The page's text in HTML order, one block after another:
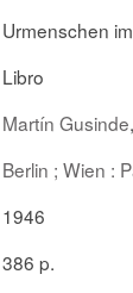
Urmenschen
Libro
Martín Gusinde
Berlin ; Wien :
1946
386 p.